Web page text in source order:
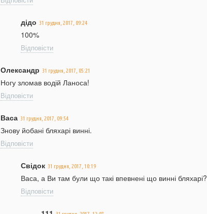
дідо 31 грудня, 2017, 09:24
100%
Відповісти
Олександр 31 грудня, 2017, 05:21
Ногу зломав водій Ланоса!
Відповісти
Васа 31 грудня, 2017, 09:54
Знову йобані бляхарі винні.
Відповісти
Свідок 31 грудня, 2017, 10:19
Васа, а Ви там були що такі впевнені що винні бляхарі?
Відповісти